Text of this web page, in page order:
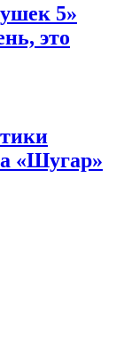
5»
это
«Шугар»